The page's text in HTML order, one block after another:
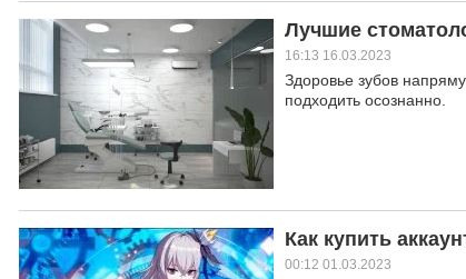
Лучшие
16:13 16.03.2023
Здоровье зубов
подходить осознанно.
Как купить
00:12 01.03.2023